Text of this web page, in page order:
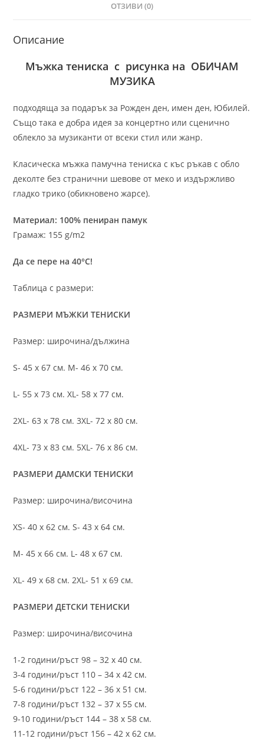
ОТЗИВИ (0)
Описание
Мъжка тениска с рисунка на ОБИЧАМ
МУЗИКА
подходяща за подарък за Рожден ден, имен ден, Юбилей.
Също така е добра идея за концертно или сценично
облекло за музиканти от всеки стил или жанр.
Класическа мъжка памучна тениска с къс ръкав с обло
деколте без странични шевове от меко и издържливо
гладко трико (обикновено жарсе).
Материал: 100% пениран памук
Грамаж: 155 g/m2
Да се пере на 40°C!
Таблица с размери:
РАЗМЕРИ МЪЖКИ ТЕНИСКИ
Размер: широчина/дължина
S- 45 х 67 см. M- 46 х 70 см.
L- 55 х 73 см. XL- 58 х 77 см.
2XL- 63 х 78 см. 3XL- 72 х 80 см.
4XL- 73 х 83 см. 5XL- 76 х 86 см.
РАЗМЕРИ ДАМСКИ ТЕНИСКИ
Размер: широчина/височина
XS- 40 х 62 см. S- 43 х 64 см.
M- 45 х 66 см. L- 48 х 67 см.
XL- 49 х 68 см. 2XL- 51 х 69 см.
РАЗМЕРИ ДЕТСКИ ТЕНИСКИ
Размер: широчина/височина
1-2 години/ръст 98 – 32 х 40 см.
3-4 години/ръст 110 – 34 х 42 см.
5-6 години/ръст 122 – 36 х 51 см.
7-8 години/ръст 132 – 37 х 55 см.
9-10 години/ръст 144 – 38 х 58 см.
11-12 години/ръст 156 – 42 x 62 см.